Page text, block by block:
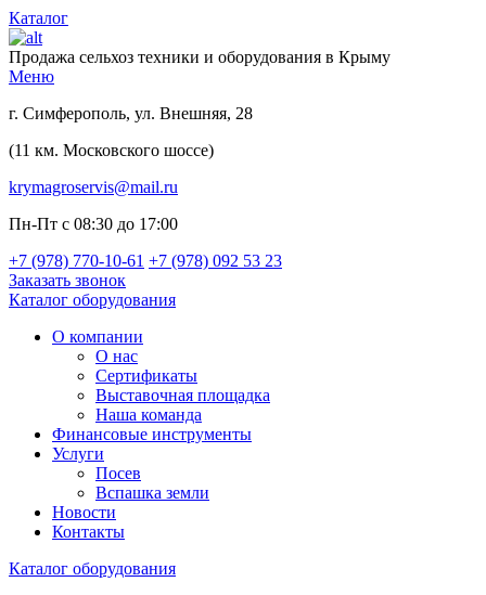
Каталог
Продажа сельхоз техники и оборудования в Крыму
Меню
г. Симферополь, ул. Внешняя, 28
(11 км. Московского шоссе)
krymagroservis@mail.ru
Пн-Пт с 08:30 до 17:00
+7 (978) 770-10-61 +7 (978) 092 53 23
Заказать звонок
Каталог оборудования
О компании
О нас
Сертификаты
Выставочная площадка
Наша команда
Финансовые инструменты
Услуги
Посев
Вспашка земли
Новости
Контакты
Каталог оборудования